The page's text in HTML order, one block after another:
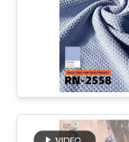
PRIVACY
POLICY